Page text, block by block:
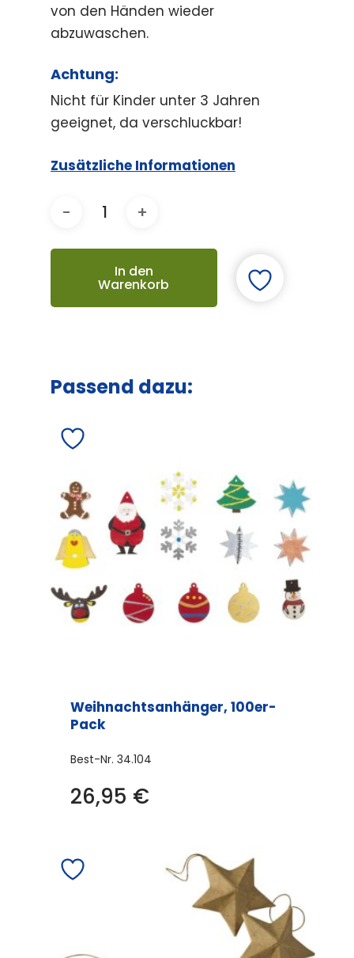
von den Händen wieder
abzuwaschen.
Achtung:
Nicht für Kinder unter 3 Jahren
geeignet, da verschluckbar!
Zusätzliche Informationen
In den
Warenkorb
Passend dazu:
Weihnachtsanhänger, 100er-
Pack
Best-Nr. 34.104
26,95 €